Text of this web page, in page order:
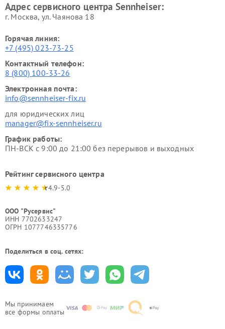
Мы принимаем
все формы оплаты
Адрес сервисного центра Sennheiser:
г. Москва, ул. Чаянова 18
Горячая линия:
+7 (495) 023-73-25
Контактный телефон:
8 (800) 100-33-26
Электронная почта:
info@sennheiser-fix.ru
для юридических лиц
manager@fix-sennheiser.ru
График работы:
ПН-ВСК с 9:00 до 21:00 без перерывов и выходных
Рейтинг сервисного центра
4.9-5.0
ООО "Русервис"
ИНН 7702633247
ОГРН 1077746335776
Поделиться в соц. сетях: